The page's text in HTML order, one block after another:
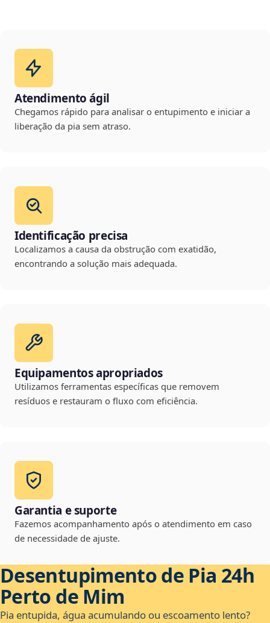
Atendimento ágil
Chegamos rápido para analisar o entupimento e iniciar a
liberação da pia sem atraso.
Identificação precisa
Localizamos a causa da obstrução com exatidão,
encontrando a solução mais adequada.
Equipamentos apropriados
Utilizamos ferramentas específicas que removem
resíduos e restauram o fluxo com eficiência.
Garantia e suporte
Fazemos acompanhamento após o atendimento em caso
de necessidade de ajuste.
Desentupimento de Pia 24h
Perto de Mim
Pia entupida, água acumulando ou escoamento lento?